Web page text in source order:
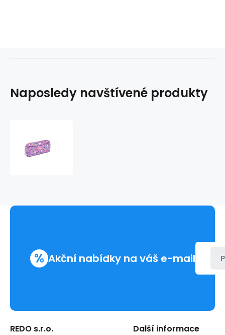
Naposledy navštívené produkty
% Akční nabídky na váš e-mail
REDO s.r.o. Další informace